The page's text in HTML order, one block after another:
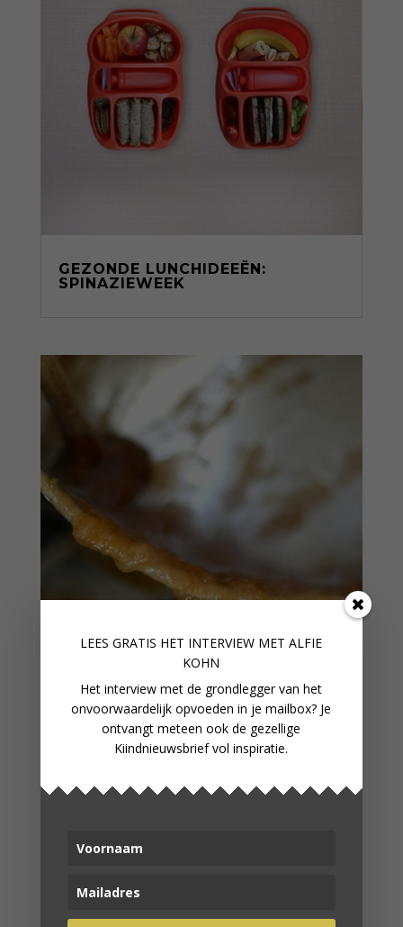
GEZONDE LUNCHIDEEËN:
SPINAZIEWEEK
LEES GRATIS HET INTERVIEW MET ALFIE
KOHN
Het interview met de grondlegger van het
onvoorwaardelijk opvoeden in je mailbox? Je
ontvangt meteen ook de gezellige
Kiindnieuwsbrief vol inspiratie.